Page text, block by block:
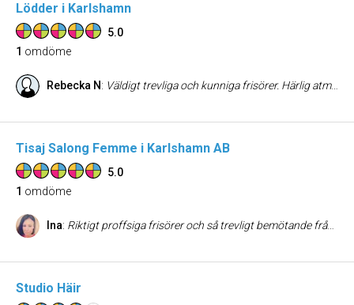
Lödder i Karlshamn
5.0
1 omdöme
Rebecka N: Väldigt trevliga och kunniga frisörer. Härlig atmosfär och fin inredning. Trendkänsliga och samtidigt bra på att passa in på den egna personen. Man känner sig välkommen. Priset är likvärdigt med andra frisörer i stan. Väldigt positivt intryck, kan verkligen rekommendera till andra personer.
Tisaj Salong Femme i Karlshamn AB
5.0
1 omdöme
Ina: Riktigt proffsiga frisörer och så trevligt bemötande från alla. Familjärt. Alltid nöjd 👌🏼
Studio Häir